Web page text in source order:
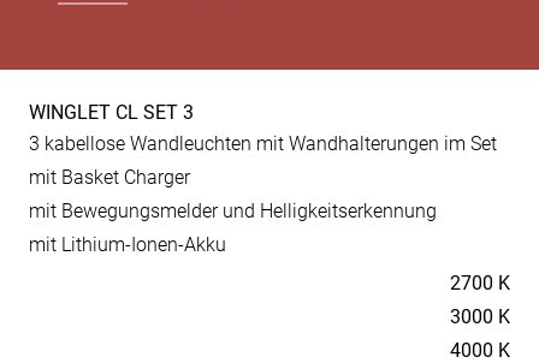
Produkt-
Spezifikationen
WINGLET CL SET 3
3 kabellose Wandleuchten mit Wandhalterungen im Set
mit Basket Charger
mit Bewegungsmelder und Helligkeitserkennung
mit Lithium-Ionen-Akku
2700 K
3000 K
4000 K